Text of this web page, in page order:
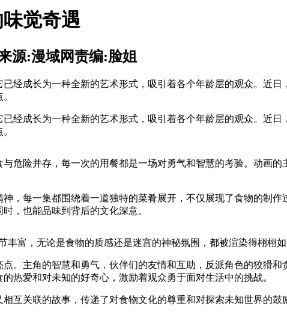
觉奇遇
源:漫域网责编:脸姐
经成长为一种全新的艺术形式，吸引着各个年龄层的观众。近
经成长为一种全新的艺术形式，吸引着各个年龄层的观众。近
危险并存，每一次的用餐都是一场对勇气和智慧的考验。动画
，每一集都围绕着一道独特的菜肴展开，不仅展现了食物的制
，也能品味到背后的文化深意。
富，无论是食物的质感还是迷宫的神秘氛围，都被渲染得栩栩如
。主角的智慧和勇气，伙伴们的友情和互助，反派角色的狡猾
热爱和对未知的好奇心，激励着观众勇于面对生活中的挑战。
互关联的故事，传递了对食物文化的尊重和对探索未知世界的